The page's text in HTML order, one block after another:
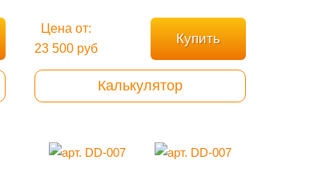
Цена от:
23 500 руб
Купить
Калькулятор